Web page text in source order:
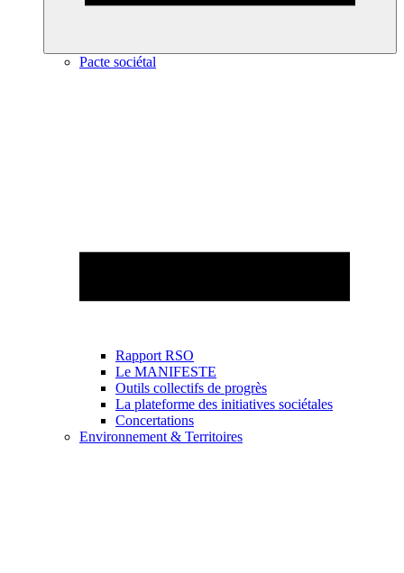
Pacte sociétal
Rapport RSO
Le MANIFESTE
Outils collectifs de progrès
La plateforme des initiatives sociétales
Concertations
Environnement & Territoires